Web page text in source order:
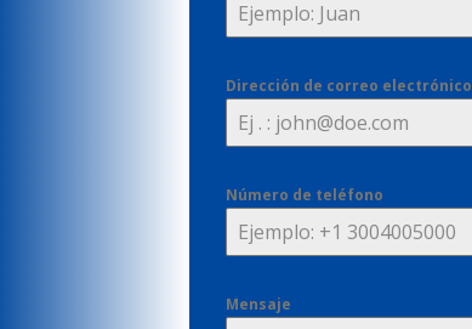
Dirección de correo electrónico
Número de teléfono
Mensaje